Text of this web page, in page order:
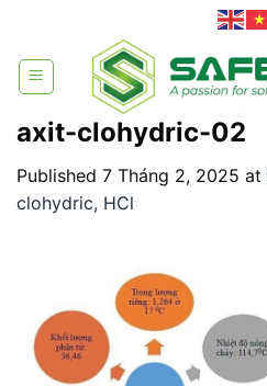
content
axit-clohydric-02
Published 7 Tháng 2, 2025 at
clohydric, HCl